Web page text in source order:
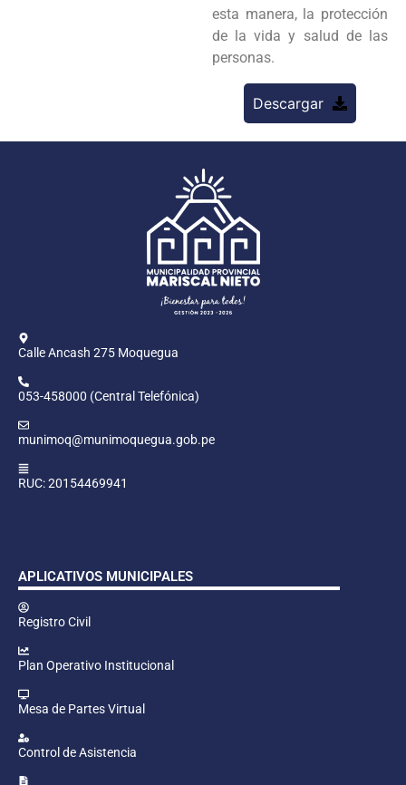
esta manera, la protección
de la vida y salud de las
personas.
Descargar
Calle Ancash 275 Moquegua
053-458000 (Central Telefónica)
munimoq@munimoquegua.gob.pe
RUC: 20154469941
APLICATIVOS MUNICIPALES
Registro Civil
Plan Operativo Institucional
Mesa de Partes Virtual
Control de Asistencia